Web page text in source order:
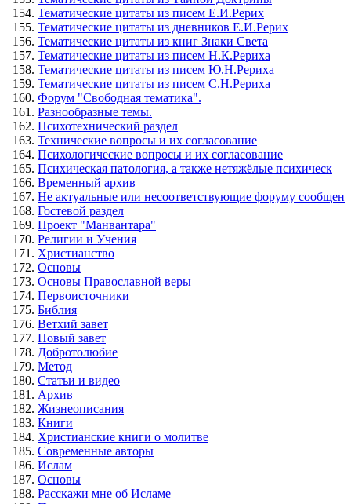
Тематические цитаты из писем Е.И.Рерих
Тематические цитаты из дневников Е.И.Рерих
Тематические цитаты из книг Знаки Света
Тематические цитаты из писем Н.К.Рериха
Тематические цитаты из писем Ю.Н.Рериха
Тематические цитаты из писем С.Н.Рериха
Форум "Свободная тематика".
Разнообразные темы.
Психотехнический раздел
Технические вопросы и их согласование
Психологические вопросы и их согласование
Психическая патология, а также нетяжёлые психическ
Временный архив
Не актуальные или несоответствующие форуму сообщен
Гостевой раздел
Проект "Манвантара"
Религии и Учения
Христианство
Основы
Основы Православной веры
Первоисточники
Библия
Ветхий завет
Новый завет
Добротолюбие
Метод
Статьи и видео
Архив
Жизнеописания
Книги
Христианские книги о молитве
Современные авторы
Ислам
Основы
Расскажи мне об Исламе